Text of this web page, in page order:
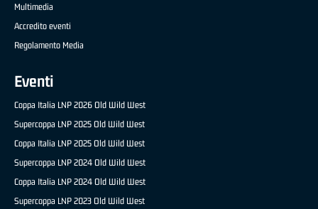
Multimedia
Accredito eventi
Regolamento Media
Eventi
Coppa Italia LNP 2026 Old Wild West
Supercoppa LNP 2025 Old Wild West
Coppa Italia LNP 2025 Old Wild West
Supercoppa LNP 2024 Old Wild West
Coppa Italia LNP 2024 Old Wild West
Supercoppa LNP 2023 Old Wild West